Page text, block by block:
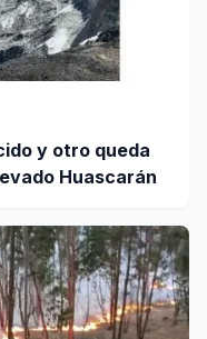
y otro queda
Huascarán